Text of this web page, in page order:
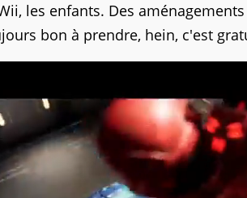
les enfants. Des
bon à prendre, hein, c'est